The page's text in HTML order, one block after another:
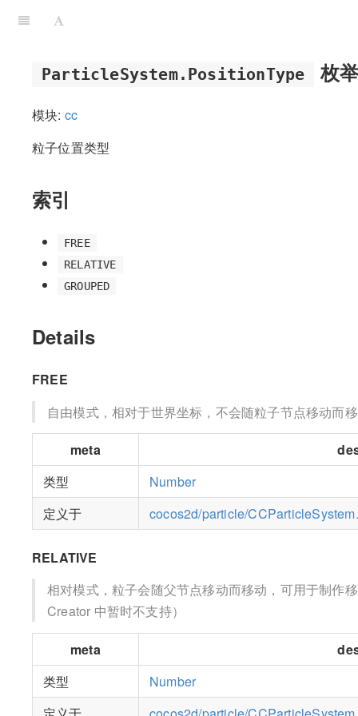
ParticleSystem.PositionType 枚
模块: cc
粒子位置类型
索引
FREE
RELATIVE
GROUPED
Details
FREE
自由模式，相对于世界坐标，不会随粒子节点移动而
meta
类型
Number
定义于
cocos2d/particle/
RELATIVE
相对模式，粒子会随父节点移动而移动，可用于制作
Creator 中暂时不支持）
meta
类型
Number